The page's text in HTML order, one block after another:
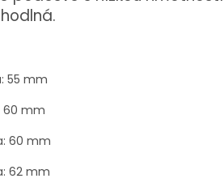
55 mm
60 mm
60 mm
62 mm